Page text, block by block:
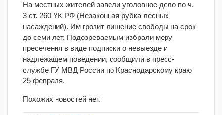
На местных жителей завели уголовное дело по ч.
3 ст. 260 УК РФ (Незаконная рубка лесных
насаждений). Им грозит лишение свободы на срок
до семи лет. Подозреваемым избрали меру
пресечения в виде подписки о невыезде и
надлежащем поведении, сообщили в пресс-
службе ГУ МВД России по Краснодарскому краю
25 февраля.
Похожих новостей нет.